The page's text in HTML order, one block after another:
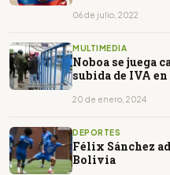
06 de julio, 2022
MULTIMEDIA
Noboa se juega
subida de IVA
20 de enero, 2024
DEPORTES
Félix Sánchez
Bolivia